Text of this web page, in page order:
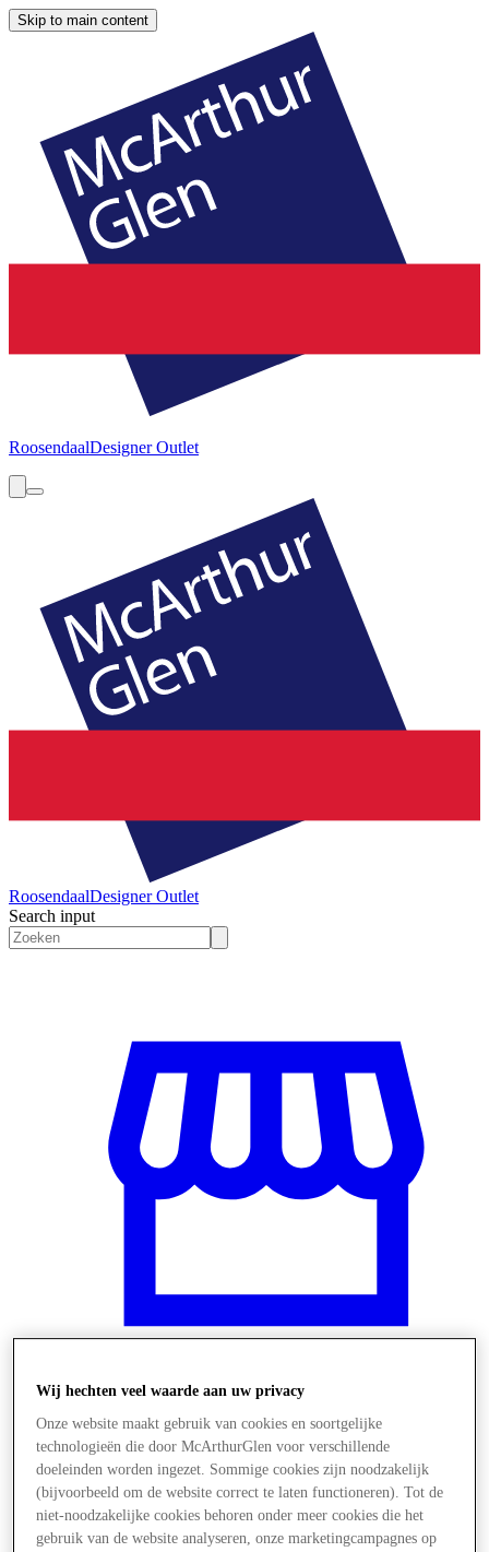
Skip to main content
RoosendaalDesigner Outlet
RoosendaalDesigner Outlet
Search input
Wij hechten veel waarde aan uw privacy
Onze website maakt gebruik van cookies en soortgelijke
technologieën die door McArthurGlen voor verschillende
doeleinden worden ingezet. Sommige cookies zijn noodzakelijk
(bijvoorbeeld om de website correct te laten functioneren). Tot de
niet-noodzakelijke cookies behoren onder meer cookies die het
gebruik van de website analyseren, onze marketingcampagnes op